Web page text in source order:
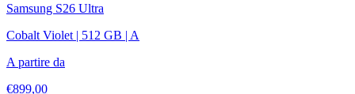
Samsung S26 Ultra
Cobalt Violet | 512 GB | A
A partire da
€899,00